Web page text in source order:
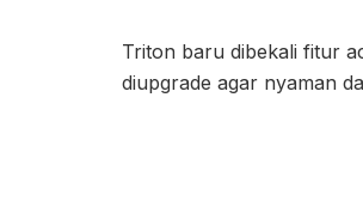
Triton baru dibekali fitur
diupgrade agar nyaman